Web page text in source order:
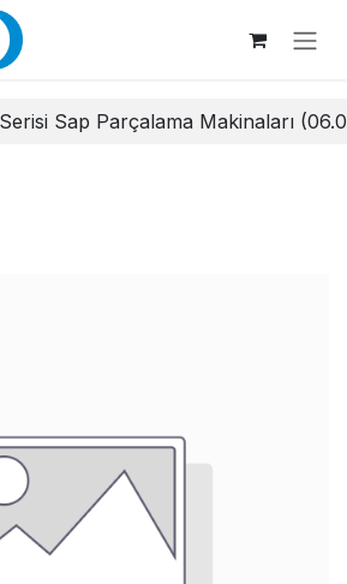
Sap Parçalama Makinaları